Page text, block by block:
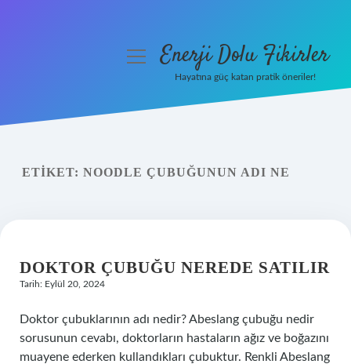
Yasal Uyarı
menüyüEnerji Dolu Fikirler
Hayatına güç katan pratik öneriler!
ETIKET: NOODLE ÇUBUĞUNUN ADI NE
DOKTOR ÇUBUĞU NEREDE SATILIR
Tarih: Eylül 20, 2024
Doktor çubuklarının adı nedir? Abeslang çubuğu nedir
sorusunun cevabı, doktorların hastaların ağız ve boğazını
muayene ederken kullandıkları çubuktur. Renkli Abeslang